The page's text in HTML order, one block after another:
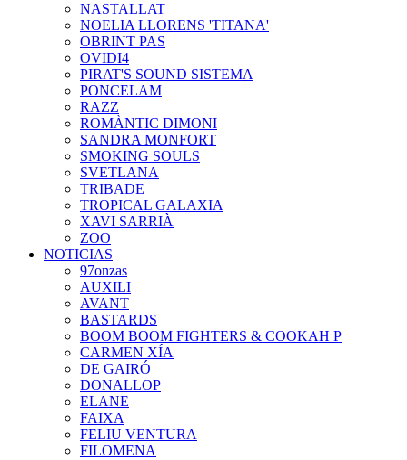
NASTALLAT
NOELIA LLORENS 'TITANA'
OBRINT PAS
OVIDI4
PIRAT'S SOUND SISTEMA
PONCELAM
RAZZ
ROMÀNTIC DIMONI
SANDRA MONFORT
SMOKING SOULS
SVETLANA
TRIBADE
TROPICAL GALAXIA
XAVI SARRIÀ
ZOO
NOTICIAS
97onzas
AUXILI
AVANT
BASTARDS
BOOM BOOM FIGHTERS & COOKAH P
CARMEN XÍA
DE GAIRÓ
DONALLOP
ELANE
FAIXA
FELIU VENTURA
FILOMENA